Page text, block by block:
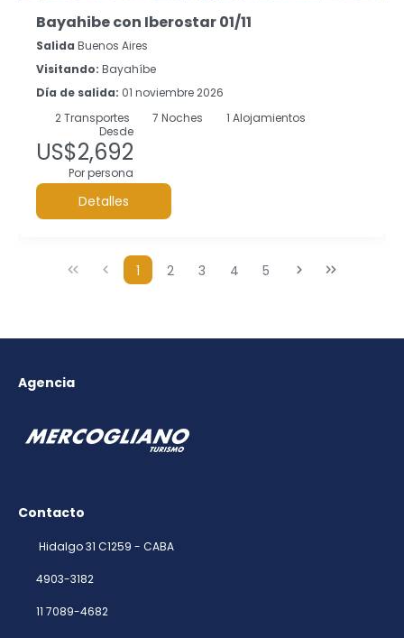
Bayahibe con Iberostar 01/11
Salida Buenos Aires
Visitando: Bayahíbe
Día de salida: 01 noviembre 2026
2Transportes 7 Noches
1 Alojamientos
Desde
US$2,692
Por persona
Detalles
1 2 3 4 5
Agencia
Contacto
Hidalgo 31 C1259 - CABA
4903-3182
11 7089-4682